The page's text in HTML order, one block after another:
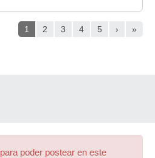
1 2 3 4 5 › »
para poder postear en este